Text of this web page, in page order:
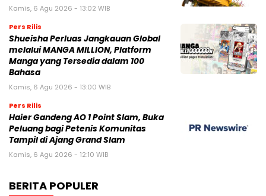
Kamis, 6 Agu 2026 - 13:02 WIB
Pers Rilis
Shueisha Perluas Jangkauan Global
melalui MANGA MILLION, Platform
Manga yang Tersedia dalam 100
Bahasa
Kamis, 6 Agu 2026 - 13:00 WIB
Pers Rilis
Haier Gandeng AO 1 Point Slam, Buka
Peluang bagi Petenis Komunitas
Tampil di Ajang Grand Slam
Kamis, 6 Agu 2026 - 12:10 WIB
BERITA POPULER